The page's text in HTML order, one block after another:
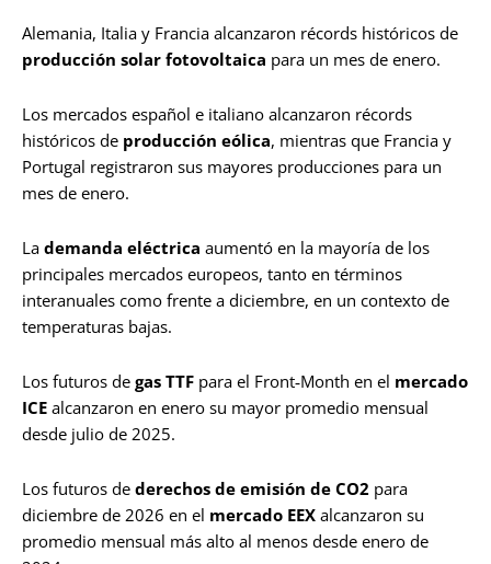
Alemania, Italia y Francia alcanzaron récords históricos de
producción solar fotovoltaica para un mes de enero.
Los mercados español e italiano alcanzaron récords
históricos de producción eólica, mientras que Francia y
Portugal registraron sus mayores producciones para un
mes de enero.
La demanda eléctrica aumentó en la mayoría de los
principales mercados europeos, tanto en términos
interanuales como frente a diciembre, en un contexto de
temperaturas bajas.
Los futuros de gas TTF para el Front‑Month en el mercado
ICE alcanzaron en enero su mayor promedio mensual
desde julio de 2025.
Los futuros de derechos de emisión de CO2 para
diciembre de 2026 en el mercado EEX alcanzaron su
promedio mensual más alto al menos desde enero de